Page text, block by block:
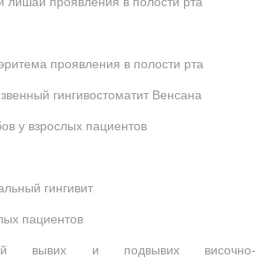
проявления в полости рта
гингивостоматит Венсана
у взрослых пациентов
гингивит
пациентов
вывих и подвывих височно-